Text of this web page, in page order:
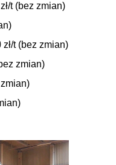
t (bez zmian)
t (bez zmian)
zmian)